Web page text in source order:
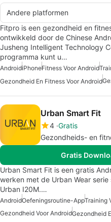
Andere platformen
Fitpro is een gezondheid en
ontwikkeld door de Chinese
Jusheng Intelligent Technology
programma kunt u…
AndroidiPhoneFitness Voor Android
Gezondheid En Fitness Voor Android
Urban Smart Fit
4 Gratis
Gezondheids- en
Gratis
Urban Smart Fit is een gratis
werken met de Urban Wear
Urban I20M.…
AndroidOefeningsroutine-AppTraining
Gezondheid Voor AndroidGezondheid